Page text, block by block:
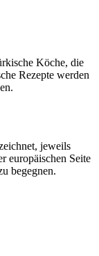
Köche, die
Rezepte werden
jeweils
europäischen Seite
begegnen.